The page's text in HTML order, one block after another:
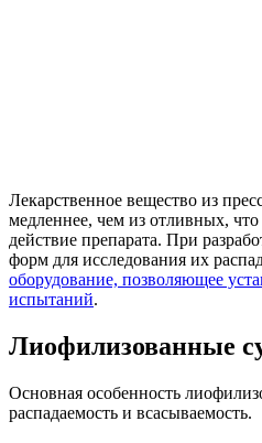
Лекарственное вещество из
медленнее, чем из отливных,
действие препарата. При
форм для исследования их
оборудование, позволяющее
испытаний.
Лиофилизованные
Основная особенность
распадаемость и всасываемость.